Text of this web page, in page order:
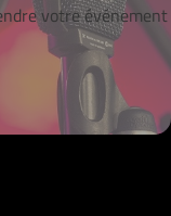
votre événement